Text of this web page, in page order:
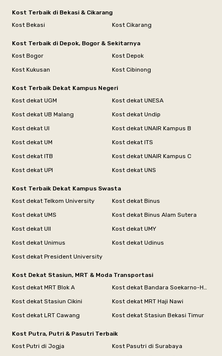
Kost Terbaik di Bekasi & Cikarang
Kost Bekasi
Kost Cikarang
Kost Terbaik di Depok, Bogor & Sekitarnya
Kost Bogor
Kost Depok
Kost Kukusan
Kost Cibinong
Kost Terbaik Dekat Kampus Negeri
Kost dekat UGM
Kost dekat UNESA
Kost dekat UB Malang
Kost dekat Undip
Kost dekat UI
Kost dekat UNAIR Kampus B
Kost dekat UM
Kost dekat ITS
Kost dekat ITB
Kost dekat UNAIR Kampus C
Kost dekat UPI
Kost dekat UNS
Kost Terbaik Dekat Kampus Swasta
Kost dekat Telkom University
Kost dekat Binus
Kost dekat UMS
Kost dekat Binus Alam Sutera
Kost dekat UII
Kost dekat UMY
Kost dekat Unimus
Kost dekat Udinus
Kost dekat President University
Kost Dekat Stasiun, MRT & Moda Transportasi
Kost dekat MRT Blok A
Kost dekat Bandara Soekarno-Hatta
Kost dekat Stasiun Cikini
Kost dekat MRT Haji Nawi
Kost dekat LRT Cawang
Kost dekat Stasiun Bekasi Timur
Kost Putra, Putri & Pasutri Terbaik
Kost Putri di Jogja
Kost Pasutri di Surabaya